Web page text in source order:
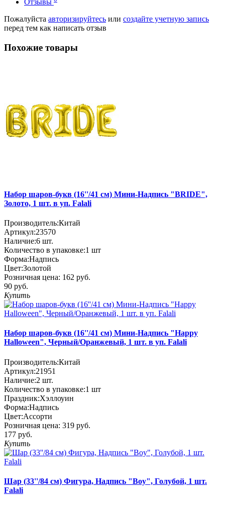
Отзывы
Пожалуйста авторизируйтесь или создайте учетную запись
перед тем как написать отзыв
Похожие товары
Набор шаров-букв (16''/41 см) Мини-Надпись "BRIDE",
Золото, 1 шт. в уп. Falali
Производитель:Китай
Артикул:23570
Наличие:6 шт.
Количество в упаковке:1 шт
Форма:Надпись
Цвет:Золотой
Розничная цена: 162 руб.
90 руб.
Купить
Набор шаров-букв (16''/41 см) Мини-Надпись "Happy
Halloween", Черный/Оранжевый, 1 шт. в уп. Falali
Производитель:Китай
Артикул:21951
Наличие:2 шт.
Количество в упаковке:1 шт
Праздник:Хэллоуин
Форма:Надпись
Цвет:Ассорти
Розничная цена: 319 руб.
177 руб.
Купить
Шар (33''/84 см) Фигура, Надпись "Boy", Голубой, 1 шт.
Falali